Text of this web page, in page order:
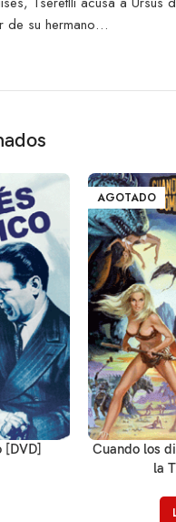
de su hermano…
[DVD]
AGOTADO
Cuando los
la